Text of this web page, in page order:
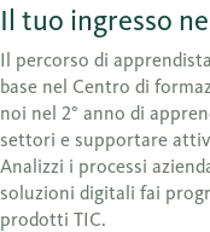
Il tuo ingresso
Il percorso di
base nel Centro di
noi nel 2° anno di
settori e supportare
Analizzi i processi
soluzioni digitali fai
prodotti TIC.